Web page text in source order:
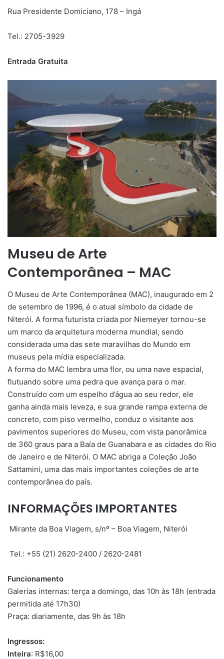
Rua Presidente Domiciano, 178 – Ingá
Tel.: 2705-3929
Entrada Gratuita
Museu de Arte
Contemporânea – MAC
O Museu de Arte Contemporânea (MAC), inaugurado em 2
de setembro de 1996, é o atual símbolo da cidade de
Niterói. A forma futurista criada por Niemeyer tornou-se
um marco da arquitetura moderna mundial, sendo
considerada uma das sete maravilhas do Mundo em
museus pela mídia especializada.
A forma do MAC lembra uma flor, ou uma nave espacial,
flutuando sobre uma pedra que avança para o mar.
Construído com um espelho d’água ao seu redor, ele
ganha ainda mais leveza, e sua grande rampa externa de
concreto, com piso vermelho, conduz o visitante aos
pavimentos superiores do Museu, com vista panorâmica
de 360 graus para a Baía de Guanabara e as cidades do Rio
de Janeiro e de Niterói. O MAC abriga a Coleção João
Sattamini, uma das mais importantes coleções de arte
contemporânea do país.
INFORMAÇÕES IMPORTANTES
Mirante da Boa Viagem, s/nº – Boa Viagem, Niterói
Tel.: +55 (21) 2620-2400 / 2620-2481
Funcionamento
Galerias internas: terça a domingo, das 10h às 18h (entrada
permitida até 17h30)
Praça: diariamente, das 9h às 18h
Ingressos:
Inteira: R$16,00